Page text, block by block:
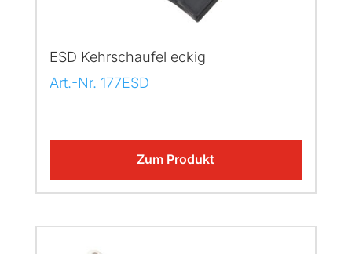
ESD Kehrschaufel eckig
Art.-Nr. 177ESD
Zum Produkt